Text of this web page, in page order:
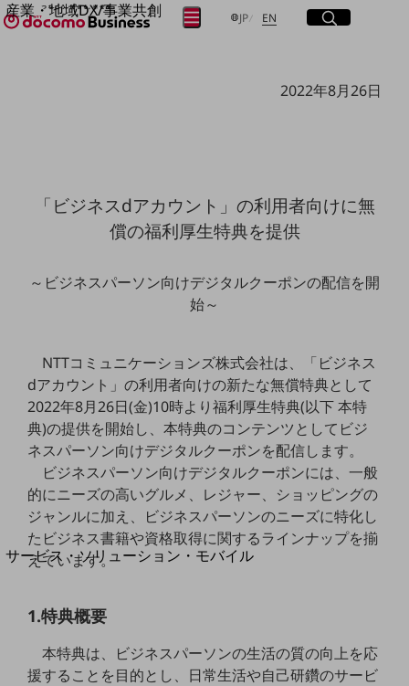
産業・地域DX/事業共創
OPEN HUB for Plural Futures
産業・地域DXプラットフォーマーとして
企業と地域が持続成長する社会を目指します
Smart Healthcare
地域の取り組み
地域社会を支える皆さまと地域課題の解決や
地域経済のさらなる活性化に取り組みます
自治体・地域社会との共創
LGPF(Local Government Platform)
別ウィンドウで開きます
サービス・ソリューション・モバイル
DXに関する課題を解決する
サービス・ソリューションをご紹介
カテゴリーで探す
カテゴリーで探すTOP
JP日本語
EN Englishサイト内検索
開く
メニュー
開く
取り組みを検索
2022年8月26日
「ビジネスdアカウント」の利用者向けに無
償の福利厚生特典を提供
～ビジネスパーソン向けデジタルクーポンの配信を開
始～
NTTコミュニケーションズ株式会社は、「ビジネス
dアカウント」の利用者向けの新たな無償特典として
2022年8月26日(金)10時より福利厚生特典(以下 本特
典)の提供を開始し、本特典のコンテンツとしてビジ
ネスパーソン向けデジタルクーポンを配信します。
ビジネスパーソン向けデジタルクーポンには、一般
的にニーズの高いグルメ、レジャー、ショッピングの
ジャンルに加え、ビジネスパーソンのニーズに特化し
たビジネス書籍や資格取得に関するラインナップを揃
えています。
1.特典概要
本特典は、ビジネスパーソンの生活の質の向上を応
援することを目的とし、日常生活や自己研鑽のサービ